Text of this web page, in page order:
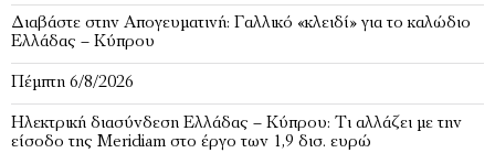
Διαβάστε στην Απογευματινή: Γαλλικό «κλειδί» για το καλώδιο
Ελλάδας – Κύπρου
Πέμπτη 6/8/2026
Ηλεκτρική διασύνδεση Ελλάδας – Κύπρου: Τι αλλάζει με την
είσοδο της Meridiam στο έργο των 1,9 δισ. ευρώ